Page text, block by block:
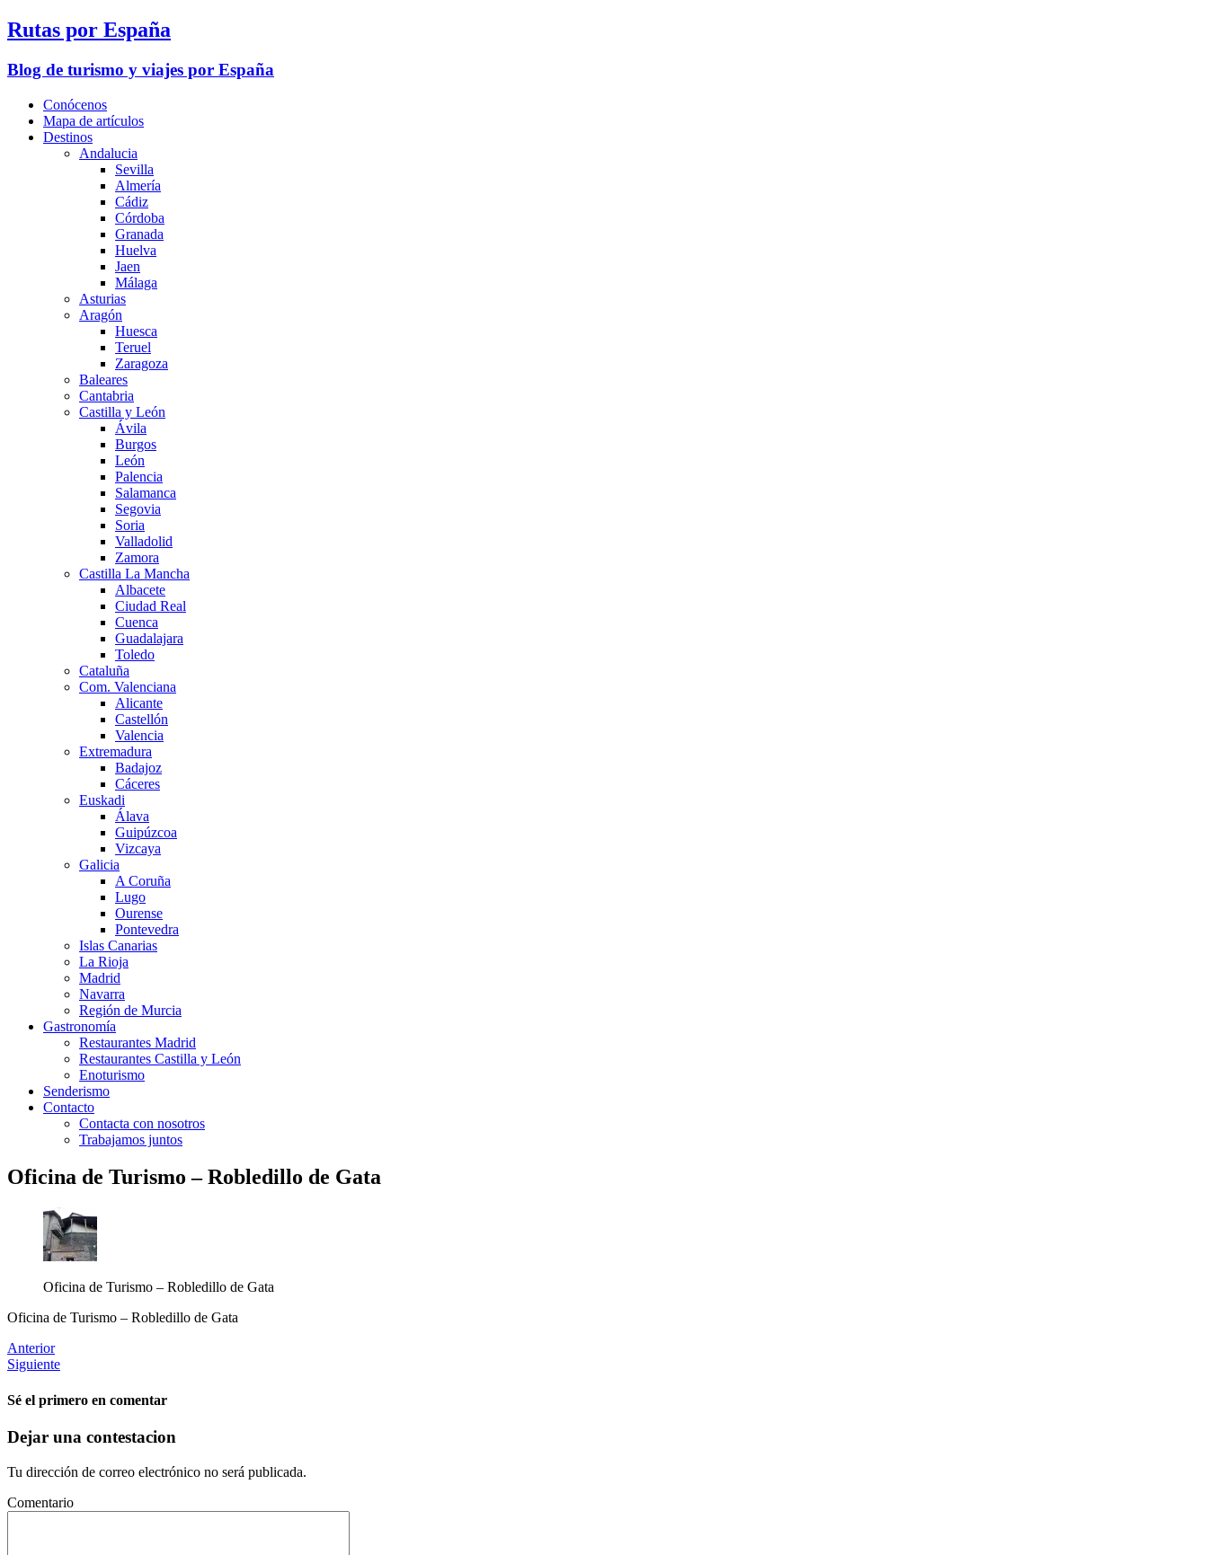
Rutas por España
Blog de turismo y viajes por España
Conócenos
Mapa de artículos
Destinos
Andalucia
Sevilla
Almería
Cádiz
Córdoba
Granada
Huelva
Jaen
Málaga
Asturias
Aragón
Huesca
Teruel
Zaragoza
Baleares
Cantabria
Castilla y León
Ávila
Burgos
León
Palencia
Salamanca
Segovia
Soria
Valladolid
Zamora
Castilla La Mancha
Albacete
Ciudad Real
Cuenca
Guadalajara
Toledo
Cataluña
Com. Valenciana
Alicante
Castellón
Valencia
Extremadura
Badajoz
Cáceres
Euskadi
Álava
Guipúzcoa
Vizcaya
Galicia
A Coruña
Lugo
Ourense
Pontevedra
Islas Canarias
La Rioja
Madrid
Navarra
Región de Murcia
Gastronomía
Restaurantes Madrid
Restaurantes Castilla y León
Enoturismo
Senderismo
Contacto
Contacta con nosotros
Trabajamos juntos
Oficina de Turismo – Robledillo de Gata
Oficina de Turismo – Robledillo de Gata
Oficina de Turismo – Robledillo de Gata
Anterior
Siguiente
Sé el primero en comentar
Dejar una contestacion
Tu dirección de correo electrónico no será publicada.
Comentario